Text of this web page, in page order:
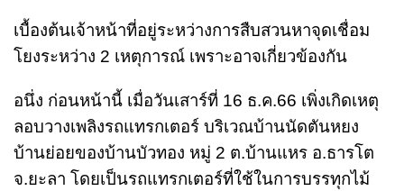
เบื้องต้นเจ้าหน้าที่อยู่ระหว่างการสืบสวนหาจุดเชื่อม
โยงระหว่าง 2 เหตุการณ์ เพราะอาจเกี่ยวข้องกัน
อนึ่ง ก่อนหน้านี้ เมื่อวันเสาร์ที่ 16 ธ.ค.66 เพิ่งเกิดเหตุ
ลอบวางเพลิงรถแทรกเตอร์ บริเวณบ้านนัดตันหยง
บ้านย่อยของบ้านบัวทอง หมู่ 2 ต.บ้านแหร อ.ธารโต
จ.ยะลา โดยเป็นรถแทรกเตอร์ที่ใช้ในการบรรทุกไม้